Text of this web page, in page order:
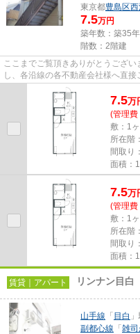
東京都豊島区
7.5万円
築年数：築35年
階数：2階建
ここまでご覧頂きありがとうござ
し、各沿線の各不動産会社様へ直
しております！最新の情報は...
7.5万
(管理費
敷：1
所在階
間取り
面積：
7.5万
(管理費
敷：1
所在階
間取り
面積：
賃貸｜アパート リンナン目白
山手線 「 目白
副都心線 「 雑